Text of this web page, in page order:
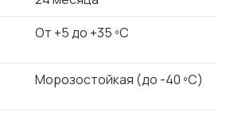
От +5 до +35 ºС
Морозостойкая (до -40 ºС)